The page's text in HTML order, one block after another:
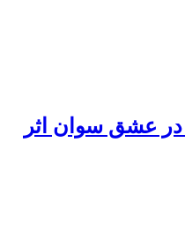
عشق سوان اثر